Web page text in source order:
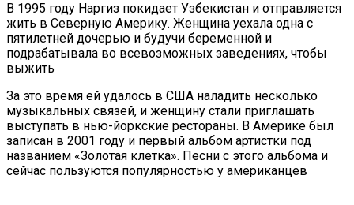
В 1995 году Наргиз покидает Узбекистан и отправляется
жить в Северную Америку. Женщина уехала одна с
пятилетней дочерью и будучи беременной и
подрабатывала во всевозможных заведениях, чтобы
выжить
За это время ей удалось в США наладить несколько
музыкальных связей, и женщину стали приглашать
выступать в нью-йоркские рестораны. В Америке был
записан в 2001 году и первый альбом артистки под
названием «Золотая клетка». Песни с этого альбома и
сейчас пользуются популярностью у американцев